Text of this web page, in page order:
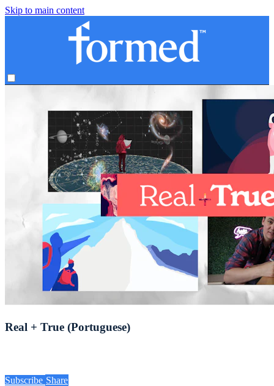
Skip to main content
Real + True (Portuguese)
Subscribe Share